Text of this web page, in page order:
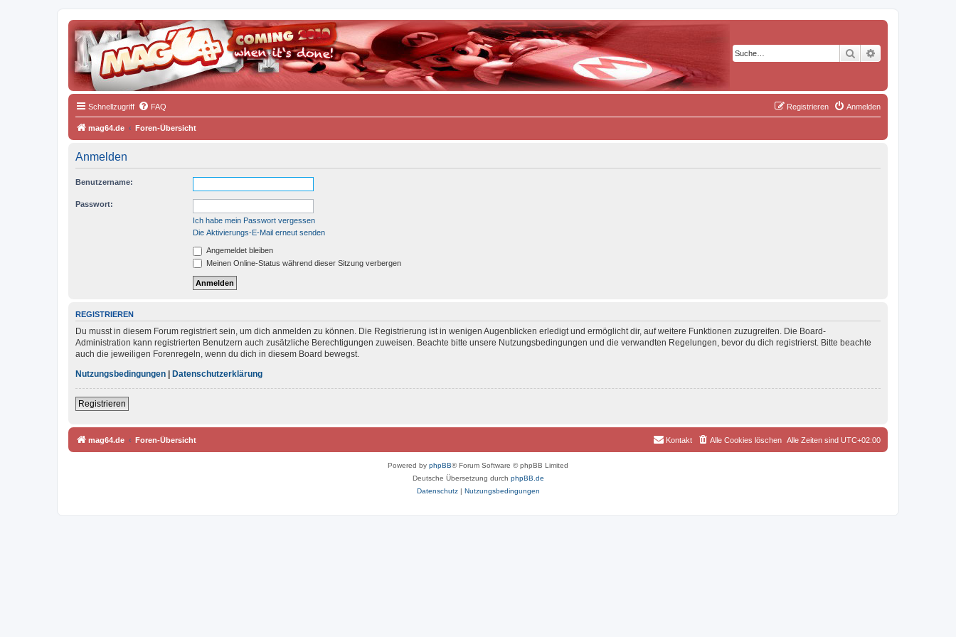
Suche
Schnellzugriff FAQ Anmelden
Registrieren
mag64.de Foren-Übersicht
Anmelden
Benutzername:
Passwort:
Ich habe mein Passwort vergessen
Die Aktivierungs-E-Mail erneut senden
Angemeldet bleiben
Meinen Online-Status während dieser Sitzung verbergen
REGISTRIEREN
Du musst in diesem Forum registriert sein, um dich anmelden zu können. Die Registrierung ist in wenigen Augenblicken erledigt und ermöglicht dir, auf weitere Funktionen zuzugreifen. Die Board-
Administration kann registrierten Benutzern auch zusätzliche Berechtigungen zuweisen. Beachte bitte unsere Nutzungsbedingungen und die verwandten Regelungen, bevor du dich registrierst. Bitte beachte
auch die jeweiligen Forenregeln, wenn du dich in diesem Board bewegst.
Nutzungsbedingungen | Datenschutzerklärung
Registrieren
mag64.de Foren-Übersicht Alle Zeiten sind UTC+02:00
Alle Cookies löschen
Kontakt
Powered by phpBB® Forum Software © phpBB Limited
Deutsche Übersetzung durch phpBB.de
Datenschutz| Nutzungsbedingungen